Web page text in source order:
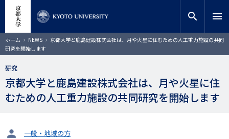
コ
ン
テ
ン
に
移
サイト内検索
検索
search menu
ホーム NEWS
京都大学と鹿島建設株式会社は、月や火星に住むための人工重力施設の共同
研究を開始します
研究
京都大学と鹿島建設株式会社は、月や火星に住
むための人工重力施設の共同研究を開始します
タ
一般・地域の方